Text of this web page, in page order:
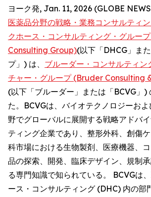
ヨーク発, Jan. 11, 2026 (GLOBE
医薬品分野の戦略・業務コンサルティ
クホース・コンサルティング・グルー
Consulting Group)(以下「DHCG」ま
プ」) は、 ブルーダー・コンサルティン
チャー・グループ (Bruder Consulting
(以下「ブルーダー」または「BCVG」)
た。BCVGは、バイオテクノロジーお
野でグローバルに展開する戦略アドバ
ティング企業であり、整形外科、創傷
科市場における生物製剤、医療機器、
品の探索、開発、臨床デザイン、規制
る専門知識で知られている。 BCVGは
ース・コンサルティング (DHC) 内の部